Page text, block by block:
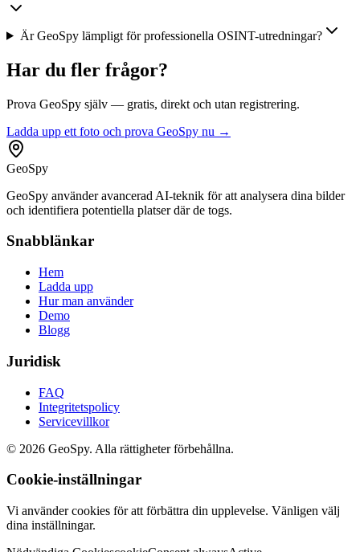
Är GeoSpy lämpligt för professionella OSINT-utredningar?
Har du fler frågor?
Prova GeoSpy själv — gratis, direkt och utan registrering.
Ladda upp ett foto och prova GeoSpy nu →
GeoSpy
GeoSpy använder avancerad AI-teknik för att analysera dina bilder
och identifiera potentiella platser där de togs.
Snabblänkar
Hem
Ladda upp
Hur man använder
Demo
Blogg
Juridisk
FAQ
Integritetspolicy
Servicevillkor
© 2026 GeoSpy. Alla rättigheter förbehållna.
Cookie-inställningar
Vi använder cookies för att förbättra din upplevelse. Vänligen välj
dina inställningar.